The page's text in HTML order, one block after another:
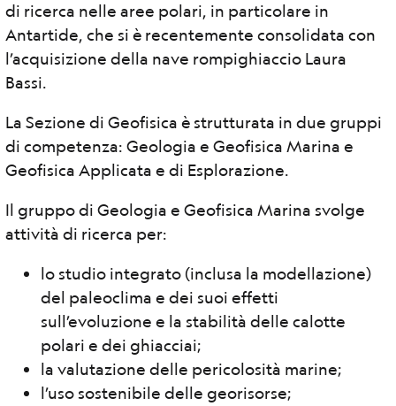
di ricerca nelle aree polari, in particolare in
Antartide, che si è recentemente consolidata con
l’acquisizione della nave rompighiaccio Laura
Bassi.
La Sezione di Geofisica è strutturata in due gruppi
di competenza: Geologia e Geofisica Marina e
Geofisica Applicata e di Esplorazione.
Il gruppo di Geologia e Geofisica Marina svolge
attività di ricerca per:
lo studio integrato (inclusa la modellazione)
del paleoclima e dei suoi effetti
sull’evoluzione e la stabilità delle calotte
polari e dei ghiacciai;
la valutazione delle pericolosità marine;
l’uso sostenibile delle georisorse;